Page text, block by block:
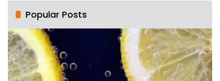
Popular Posts